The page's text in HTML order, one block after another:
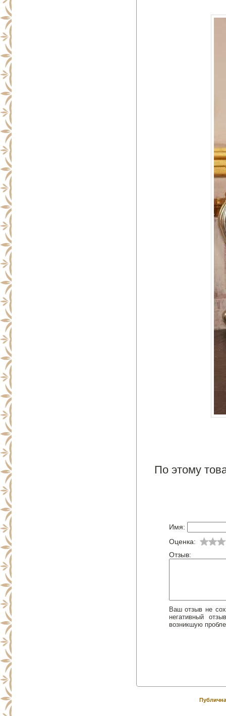
По этому
Имя:
Оценка:
Отзыв:
Ваш отзыв не
негативный
возникшую